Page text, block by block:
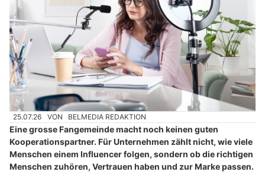
25.07.26 VON BELMEDIA REDAKTION
Eine grosse Fangemeinde macht noch keinen guten
Kooperationspartner. Für Unternehmen zählt nicht, wie viele
Menschen einem Influencer folgen, sondern ob die richtigen
Menschen zuhören, Vertrauen haben und zur Marke passen.